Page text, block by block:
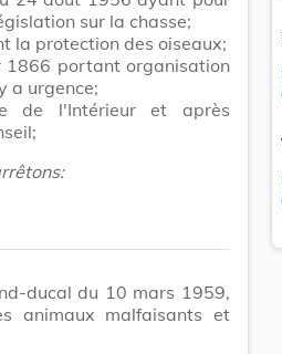
sur la chasse;
la protection des oiseaux;
portant organisation
a urgence;
de l'Intérieur et après
ducal du 10 mars 1959,
animaux malfaisants et